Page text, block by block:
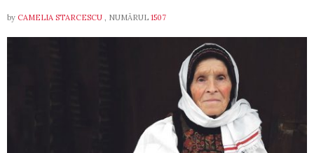
by CAMELIA STARCESCU , NUMĂRUL 1507